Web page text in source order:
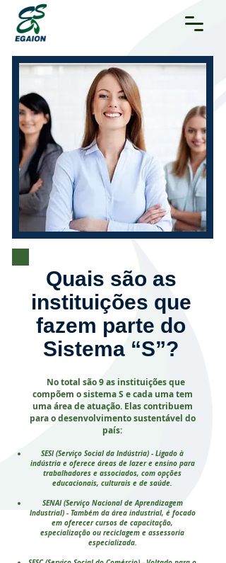
Quais são as
instituições que
fazem parte do
Sistema “S”?
No total são 9 as instituições que
compõem o sistema S e cada uma tem
uma área de atuação. Elas contribuem
para o desenvolvimento sustentável do
país:
SESI (Serviço Social da Indústria) - Ligado à
indústria e oferece áreas de lazer e ensino para
trabalhadores e associados, com opções
educacionais, culturais e de saúde.
SENAI (Serviço Nacional de Aprendizagem
Industrial) - Também da área industrial, é focado
em oferecer cursos de capacitação,
especialização ou reciclagem e assessoria
especializada.